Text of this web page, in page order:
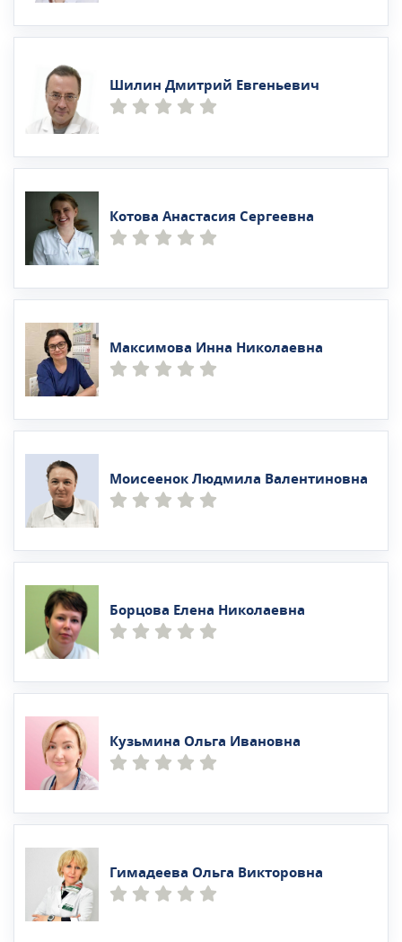
Шилин Дмитрий Евгеньевич
Котова Анастасия Сергеевна
Максимова Инна Николаевна
Моисеенок Людмила Валентиновна
Борцова Елена Николаевна
Кузьмина Ольга Ивановна
Гимадеева Ольга Викторовна